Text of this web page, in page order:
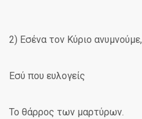
2) Εσένα τον Κύριο ανυμνούμε,
Εσύ που ευλογείς
Το θάρρος των μαρτύρων.